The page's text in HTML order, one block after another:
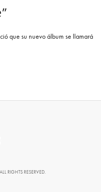
que su nuevo álbum se llamará
RIGHTS RESERVED.